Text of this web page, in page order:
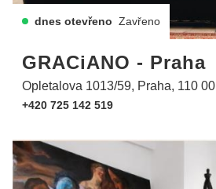
dnes otevřeno Zavřeno
GRACiANO - Praha
Opletalova 1013/59, Praha, 110 00
+420 725 142 519